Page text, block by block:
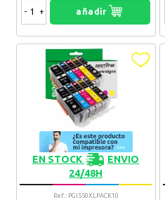
- + añadir
EN STOCK
ENVIO
24/48H
Ref.: PGI550XLPACK10